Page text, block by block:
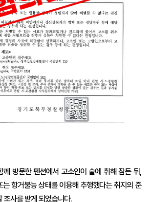
께 방문한 펜션에서 고소인이 술에 취해 잠든 뒤,
는 항거불능 상태를 이용해 추행했다는 취지의 준
조사를 받게 되었습니다.